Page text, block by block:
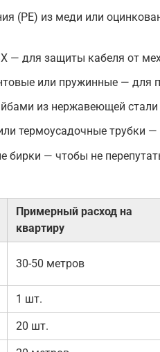
(PE) из меди или
— для защиты кабеля от
или пружинные — для
из нержавеющей
термоусадочные трубки
бирки — чтобы не
Примерный расход на
квартиру
30-50 метров
1 шт.
20 шт.